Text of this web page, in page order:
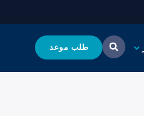
طلب موعد